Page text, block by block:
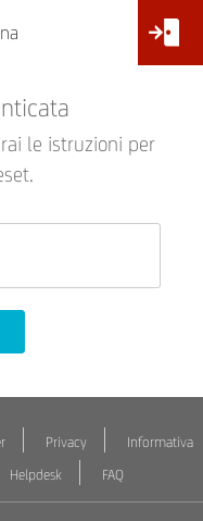
le istruzioni per
Privacy
Informativa
Helpdesk FAQ